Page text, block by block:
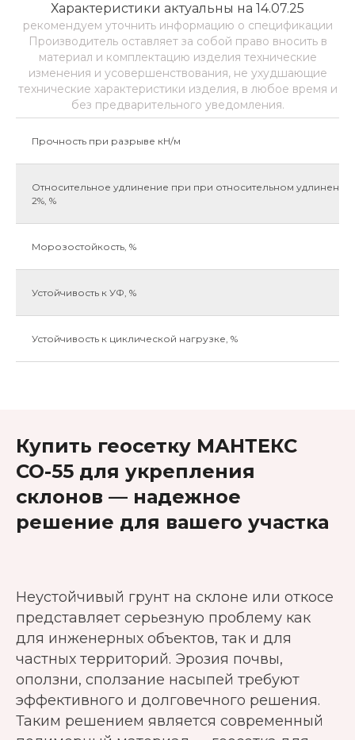
Характеристики актуальны на 14.07.25
рекомендуем уточнить информацию о спецификации
Производитель оставляет за собой право вносить в
материал и комплектацию изделия технические
изменения и усовершенствования, не ухудшающие
технические характеристики изделия, в любое время и
без предварительного уведомления.
Прочность при разрыве кН/м
Относительное удлинение при при относительном удлинении
2%, %
Морозостойкость, %
Устойчивость к УФ, %
Устойчивость к циклической нагрузке, %
Купить геосетку МАНТЕКС
СО-55 для укрепления
склонов — надежное
решение для вашего участка
Неустойчивый грунт на склоне или откосе
представляет серьезную проблему как
для инженерных объектов, так и для
частных территорий. Эрозия почвы,
оползни, сползание насыпей требуют
эффективного и долговечного решения.
Таким решением является современный